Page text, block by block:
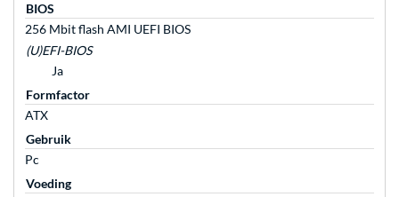
BIOS
256 Mbit flash AMI UEFI BIOS
(U)EFI-BIOS
Ja
Formfactor
ATX
Gebruik
Pc
Voeding